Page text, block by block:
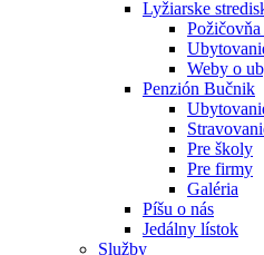
Lyžiarske
Požičovňa
Weby o
Penzión Bučnik
Pre školy
Pre firmy
Galéria
Píšu o nás
Jedálny lístok
Služby